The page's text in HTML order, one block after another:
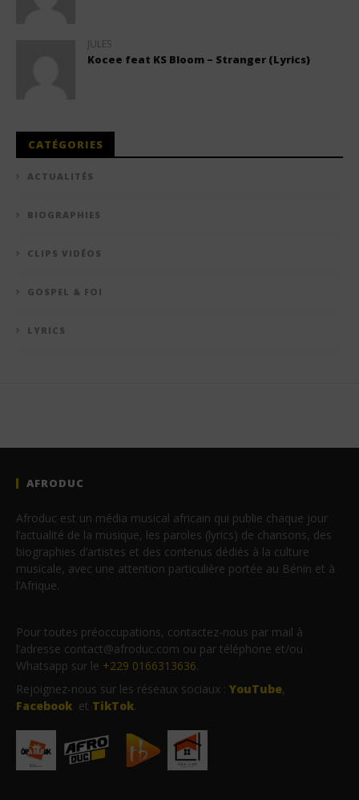
JULES
Kocee feat KS Bloom – Stranger (Lyrics)
CATÉGORIES
ACTUALITÉS
BIOGRAPHIES
CLIPS VIDÉOS
GOSPEL & FOI
LYRICS
AFRODUC
Afroduc est un média musical africain qui publie chaque jour
l’actualité de la musique, les paroles (lyrics) de chansons, des
biographies d’artistes et des contenus dédiés à la culture
musicale, avec une attention particulière portée au Bénin et à
l’Afrique.
Pour toutes préoccupations, contactez-nous par mail à
l’adresse contact@afroduc.com ou par téléphone et/ou
Whatsapp sur le +229 0166313636.
Rejoignez-nous sur les réseaux sociaux : YouTube,
Facebook et TikTok.